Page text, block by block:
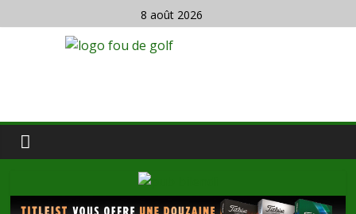
8 août 2026